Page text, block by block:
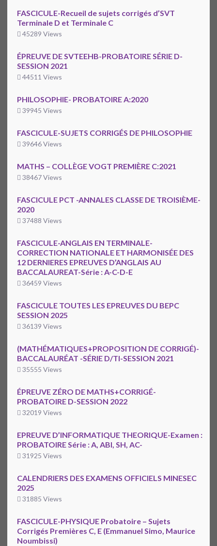
FASCICULE-Recueil de sujets corrigés d’SVT
Terminale D et Terminale C
45289 Views
ÉPREUVE DE SVTEEHB-PROBATOIRE SÉRIE D-
SESSION 2021
44511 Views
PHILOSOPHIE- PROBATOIRE A:2020
39945 Views
FASCICULE-SUJETS CORRIGÉS DE PHILOSOPHIE
39646 Views
MATHS – COLLÈGE VOGT PREMIÈRE C:2021
38467 Views
FASCICULE PCT -ANNALES CLASSE DE TROISIÈME-
2020
37488 Views
FASCICULE-ANGLAIS EN TERMINALE-
CORRECTION NATIONALE ET HARMONISÉE DES
12 DERNIERES EPREUVES D’ANGLAIS AU
BACCALAUREAT-Série : A-C-D-E
36459 Views
FASCICULE TOUTES LES EPREUVES DU BEPC
SESSION 2025
36139 Views
(MATHÉMATIQUES+PROPOSITION DE CORRIGÉ)-
BACCALAURÉAT -SÉRIE D/TI-SESSION 2021
35555 Views
ÉPREUVE ZÉRO DE MATHS+CORRIGÉ-
PROBATOIRE D-SESSION 2022
32019 Views
EPREUVE D’INFORMATIQUE THEORIQUE-Examen :
PROBATOIRE Série : A, ABI, SH, AC-
31925 Views
CALENDRIERS DES EXAMENS OFFICIELS MINESEC
2025
31885 Views
FASCICULE-PHYSIQUE Probatoire – Sujets
Corrigés Premières C, E (Emmanuel Simo, Maurice
Noumbissi)